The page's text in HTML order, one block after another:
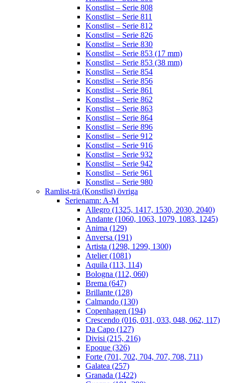
Konstlist – Serie 808
Konstlist – Serie 811
Konstlist – Serie 812
Konstlist – Serie 826
Konstlist – Serie 830
Konstlist – Serie 853 (17 mm)
Konstlist – Serie 853 (38 mm)
Konstlist – Serie 854
Konstlist – Serie 856
Konstlist – Serie 861
Konstlist – Serie 862
Konstlist – Serie 863
Konstlist – Serie 864
Konstlist – Serie 896
Konstlist – Serie 912
Konstlist – Serie 916
Konstlist – Serie 932
Konstlist – Serie 942
Konstlist – Serie 961
Konstlist – Serie 980
Ramlist-trä (Konstlist) övriga
Serienamn: A-M
Allegro (1325, 1417, 1530, 2030, 2040)
Andante (1060, 1063, 1079, 1083, 1245)
Anima (129)
Anversa (191)
Artista (1298, 1299, 1300)
Atelier (1081)
Aquila (113, 114)
Bologna (112, 060)
Brema (647)
Brillante (128)
Calmando (130)
Copenhagen (194)
Crescendo (016, 031, 033, 048, 062, 117)
Da Capo (127)
Divisi (215, 216)
Epoque (326)
Forte (701, 702, 704, 707, 708, 711)
Galatea (257)
Granada (1422)